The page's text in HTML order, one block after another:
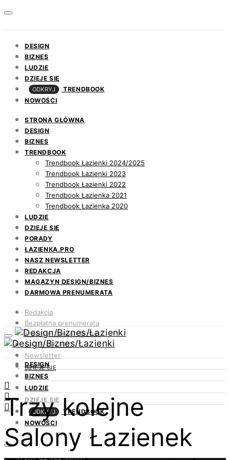
DESIGN
BIZNES
LUDZIE
DZIEJE SIĘ
ODKRYJ
TRENDBOOK
NOWOŚCI
STRONA GŁÓWNA
DESIGN
BIZNES
TRENDBOOK
Trendbook Łazienki 2024/2025
Trendbook Łazienki 2023
Trendbook Łazienki 2022
Trendbook Łazienka 2021
Trendbook Łazienka 2020
LUDZIE
DZIEJE SIĘ
PORADY
ŁAZIENKA.PRO
NASZ NEWSLETTER
REDAKCJA
MAGAZYN DESIGN/BIZNES
DARMOWA PRENUMERATA
Redakcja
Bezpłatna prenumerata
Magazyn Design/Biznes
ŁAZIENKA.PRO
Newsletter
Kontakt
DESIGN
BIZNES
LUDZIE
DZIEJE SIĘ
ODKRYJ
TRENDBOOK
NOWOŚCI
DZIEJE SIĘ
Trzy kolejne
Salony Łazienek